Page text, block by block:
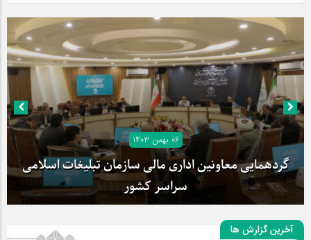
۰۶ بهمن ۱۴۰۳
گردهمایی معاونین اداری مالی سازمان تبلیغات اسلامی
سراسر کشور
آخرین گزارش ها